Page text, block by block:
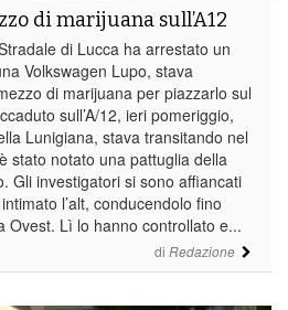
di Redazione
di marijuana sull’A12
di Lucca ha arrestato un
Volkswagen Lupo, stava
di marijuana per piazzarlo sul
sull’A/12, ieri pomeriggio,
Lunigiana, stava transitando nel
stato notato una pattuglia della
Gli investigatori si sono affiancati
l’alt, conducendolo fino
Ovest. Lì lo hanno controllato e...